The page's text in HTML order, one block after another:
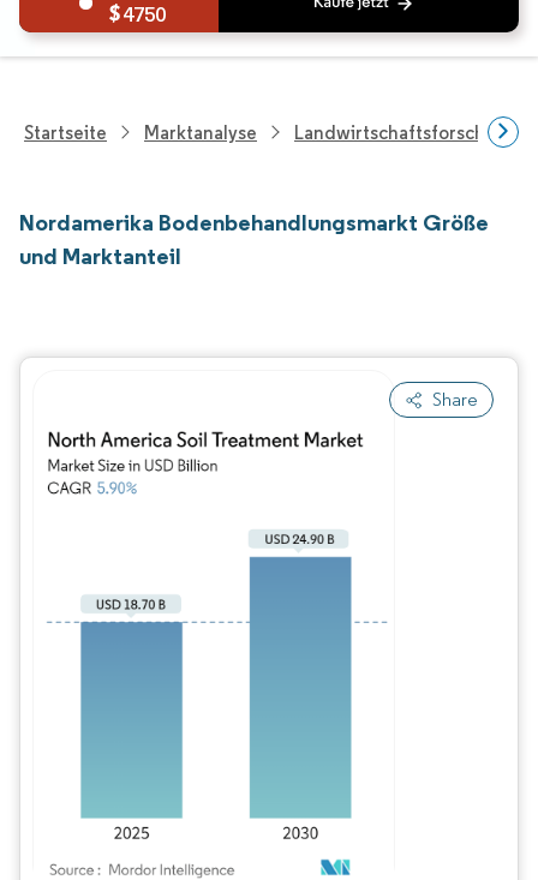
4750
Startseite Marktanalyse Landwirtschaftsforschung
Nordamerika Bodenbehandlungsmarkt Größe
und Marktanteil
Share